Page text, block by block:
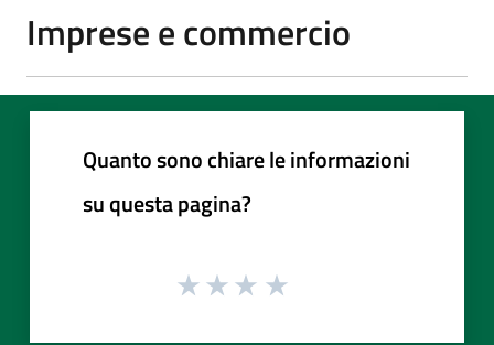
Imprese e commercio
Quanto sono chiare le informazioni
su questa pagina?